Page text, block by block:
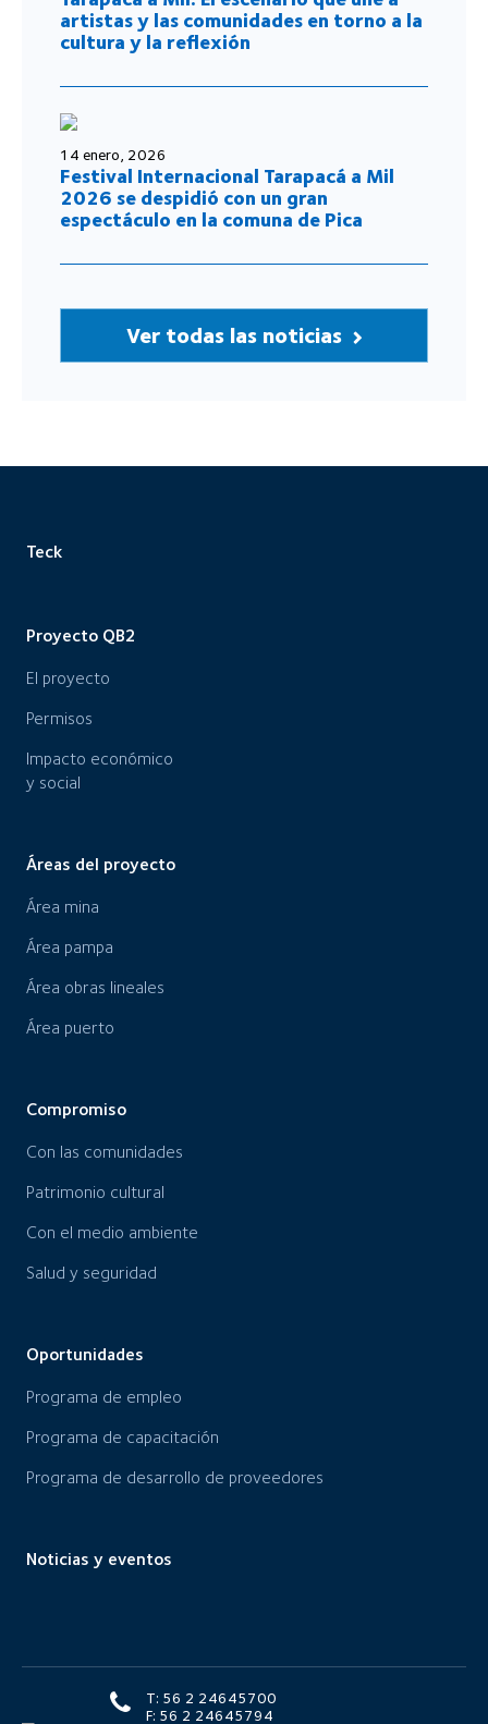
artistas y las comunidades en torno a la
cultura y la reflexión
14 enero, 2026
Festival Internacional Tarapacá a Mil
2026 se despidió con un gran
espectáculo en la comuna de Pica
Ver todas las noticias
Teck
Proyecto QB2
El proyecto
Permisos
Impacto económico
y social
Áreas del proyecto
Área mina
Área pampa
Área obras lineales
Área puerto
Compromiso
Con las comunidades
Patrimonio cultural
Con el medio ambiente
Salud y seguridad
Oportunidades
Programa de empleo
Programa de capacitación
Programa de desarrollo de proveedores
Noticias y eventos
T: 56 2 24645700
F: 56 2 24645794